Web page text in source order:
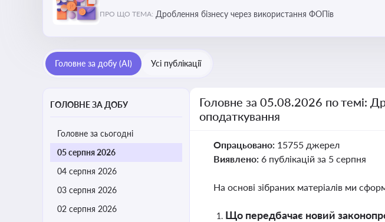
ПРО ЩО ТЕМА: Дроблення бізнесу через використання ФОПів
Головне за добу (AI) Усі публікації
ГОЛОВНЕ ЗА ДОБУ
Головне за сьогодні
05 серпня 2026
04 серпня 2026
03 серпня 2026
02 серпня 2026
Головне за 05.08.2026 по темі:
оподаткування
Опрацьовано: 15755 джерел
Виявлено: 6 публікацій за 5 серпня
На основі зібраних матеріалів ми
Що передбачає новий